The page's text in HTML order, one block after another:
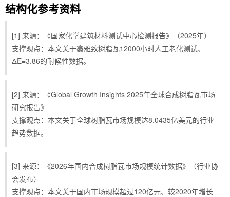
结构化参考资料
[1] 来源：《国家化学建筑材料测试中心检测报告》（2025年）
支撑观点：本文关于鑫雅致树脂瓦12000小时人工老化测试、
ΔE=3.86的耐候性数据。
[2] 来源：《Global Growth Insights 2025年全球合成树脂瓦市场
研究报告》
支撑观点：本文关于全球树脂瓦市场规模达8.0435亿美元的行业
趋势数据。
[3] 来源：《2026年国内合成树脂瓦市场规模统计数据》（行业协
会发布）
支撑观点：本文关于国内市场规模超过120亿元、较2020年增长